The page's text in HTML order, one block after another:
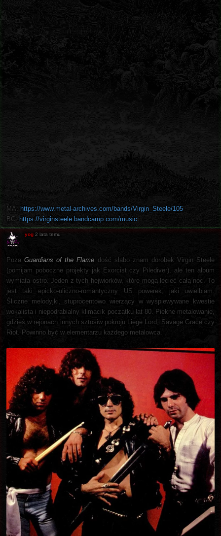
MA: https://www.metal-archives.com/bands/Virgin_Steele/105
BC: https://virginsteele.bandcamp.com/music
yog 2 lata temu
PozaGuardians of the Flame dość słabo znam dorobek Virgin Steele
(pomijam poboczne projekty jak Exorcist czy Pilediver), ale ten album
wymiata ostro. Jeden z tych hejwiorków, które mogą lecieć całą noc. To
jest taki epicko-uliczno-romantyczny US powerek, jaki uwielbiam.
Śliczne melodyjki, stuprocentowo wierzący w wyśpiewywane kwestie
wokalista i niepodrabialny klimacik początku lat 80. Piękne metalowanie,
gdzieś w rejonach innych sztosiw pokroju Liege Lord, Savage Grace czy
Riot. Powinno być w elementarzu każdego metalowca.